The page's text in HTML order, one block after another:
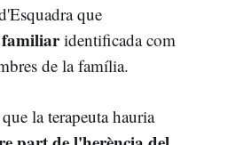
que
identificada com
de la família.
la terapeuta hauria